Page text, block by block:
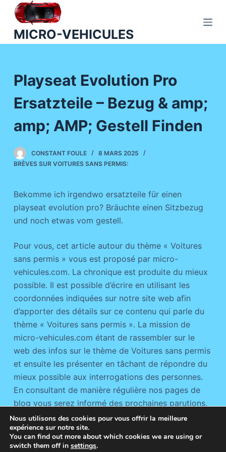
P
o
e
u
MICRO-VEHICULES
Playseat Evolution Pro
Ersatzteile – Bezug & amp;
amp; AMP; Gestell Finden
CONSTANT FOULE
8 MARS 2025
BRÈVES SUR VOITURES SANS PERMIS:
Bekomme ich irgendwo ersatzteile für einen
playseat evolution pro? Bräuchte einen Sitzbezug
und noch etwas vom gestell.
Pour vous, cet article autour du thème « Voitures
sans permis » vous est proposé par micro-
vehicules.com. La chronique est produite du mieux
possible. Il est possible d’écrire en utilisant les
coordonnées indiquées sur notre site web afin
d’apporter des détails sur ce contenu qui parle du
thème « Voitures sans permis ». La mission de
micro-vehicules.com étant de rassembler sur le
web des infos sur le thème de Voitures sans permis
et ensuite les présenter en tâchant de répondre du
mieux possible aux interrogations des personnes.
En consultant de manière régulière nos pages de
blog vous serez informé des prochaines parutions.
Nous utilisons des cookies pour vous offrir la meilleure
expérience sur notre site.
You can find out more about which cookies we are using or
switch them off in settings.